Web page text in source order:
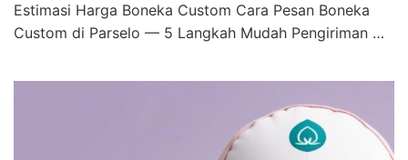
Estimasi Harga Boneka Custom Cara Pesan Boneka
Custom di Parselo — 5 Langkah Mudah Pengiriman …